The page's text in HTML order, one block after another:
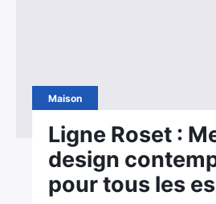
Maison
Ligne Roset :
design
pour tous les